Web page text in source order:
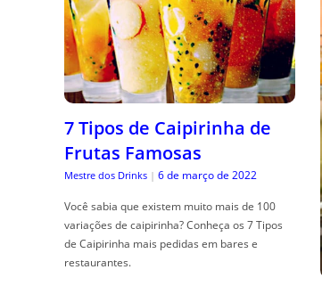
7 Tipos de Caipirinha de
Frutas Famosas
Mestre dos Drinks | 6 de março de 2022
Você sabia que existem muito mais de 100
variações de caipirinha? Conheça os 7 Tipos
de Caipirinha mais pedidas em bares e
restaurantes.